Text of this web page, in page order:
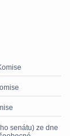
senátu) ze dne